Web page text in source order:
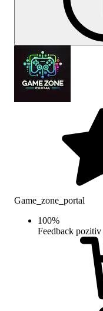
Game_zone_portal
100%
Feedback pozitiv